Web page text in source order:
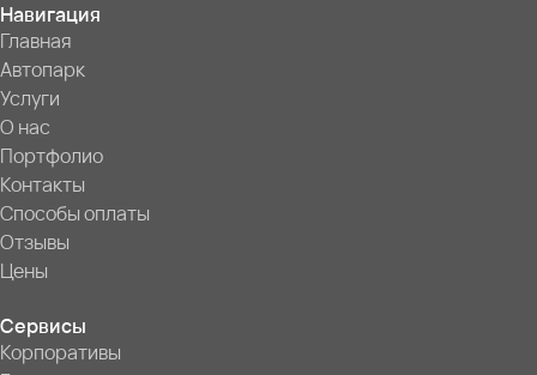
Навигация
Главная
Автопарк
Услуги
О нас
Портфолио
Контакты
Способы оплаты
Отзывы
Цены
Сервисы
Корпоративы